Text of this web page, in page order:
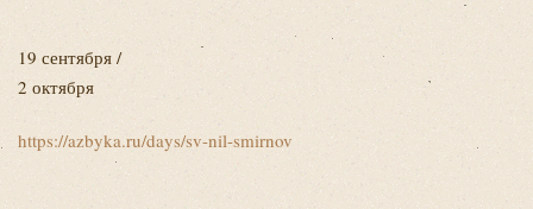
19 сентября /
2 октября
https://azbyka.ru/days/sv-nil-smirnov